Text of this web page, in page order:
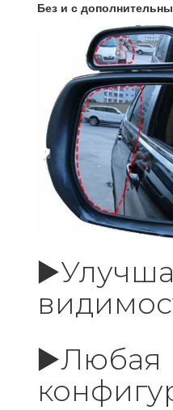
Без и с
▶️Любая